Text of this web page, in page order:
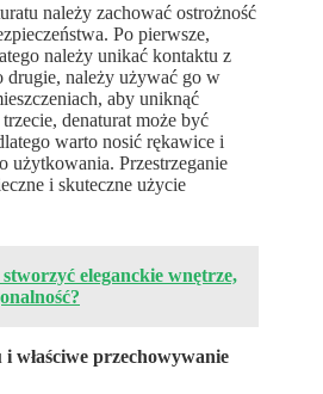
należy zachować ostrożność
Po pierwsze,
należy unikać kontaktu z
drugie, należy używać go w
aby uniknąć
denaturat może być
warto nosić rękawice i
użytkowania. Przestrzeganie
i skuteczne użycie
eleganckie wnętrze,
właściwe przechowywanie